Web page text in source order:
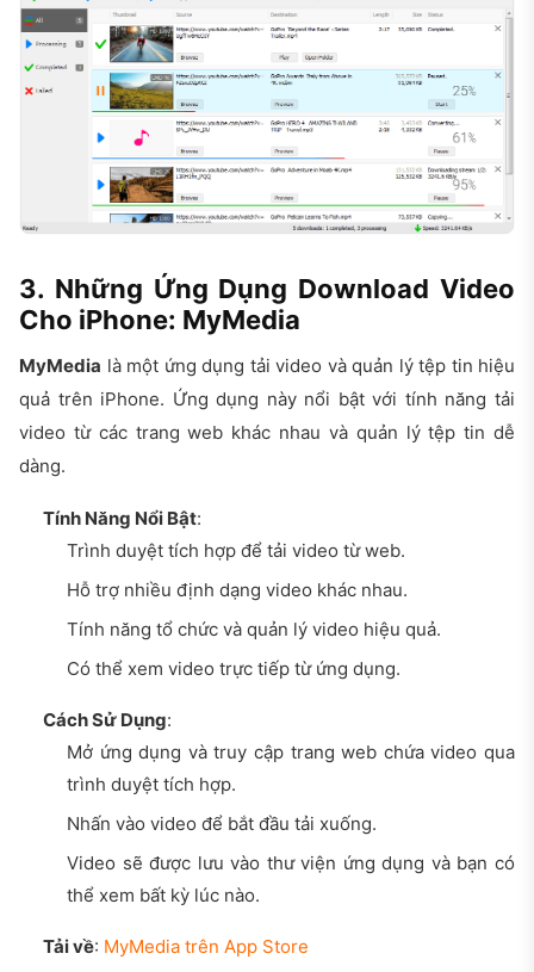
3. Những Ứng Dụng Download Video
Cho iPhone: MyMedia
MyMedia là một ứng dụng tải video và quản lý tệp tin hiệu
quả trên iPhone. Ứng dụng này nổi bật với tính năng tải
video từ các trang web khác nhau và quản lý tệp tin dễ
dàng.
Tính Năng Nổi Bật:
Trình duyệt tích hợp để tải video từ web.
Hỗ trợ nhiều định dạng video khác nhau.
Tính năng tổ chức và quản lý video hiệu quả.
Có thể xem video trực tiếp từ ứng dụng.
Cách Sử Dụng:
Mở ứng dụng và truy cập trang web chứa video qua
trình duyệt tích hợp.
Nhấn vào video để bắt đầu tải xuống.
Video sẽ được lưu vào thư viện ứng dụng và bạn có
thể xem bất kỳ lúc nào.
Tải về: MyMedia trên App Store